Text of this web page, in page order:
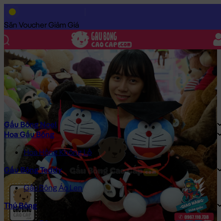
Săn Voucher Giảm Giá
Gấu Bông Noel
Hoa Gấu Bông
Hoa Hồng Khổng Lồ
Gấu Bông Teddy
Gấu Bông Áo Len
Thú Bông
Trang Chủ